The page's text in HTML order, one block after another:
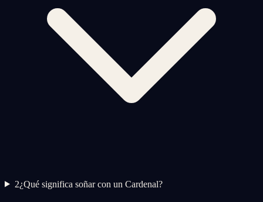
2¿Qué significa soñar con un Cardenal?